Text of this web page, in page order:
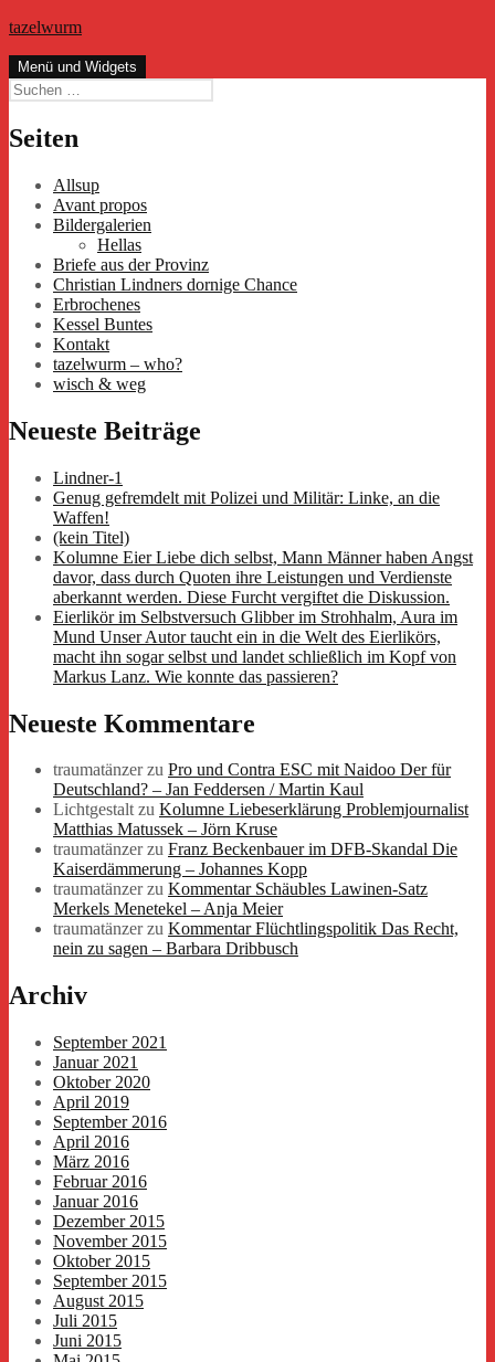
Zum
springen
tazelwurm
Menü und Widgets
Suchen
nach:
Seiten
Allsup
Avant propos
Bildergalerien
Hellas
Briefe aus der Provinz
Christian Lindners dornige Chance
Erbrochenes
Kessel Buntes
Kontakt
tazelwurm – who?
wisch & weg
Neueste Beiträge
Lindner-1
Genug gefremdelt mit Polizei und Militär: Linke, an die
Waffen!
(kein Titel)
Kolumne Eier Liebe dich selbst, Mann Männer haben Angst
davor, dass durch Quoten ihre Leistungen und Verdienste
aberkannt werden. Diese Furcht vergiftet die Diskussion.
Eierlikör im Selbstversuch Glibber im Strohhalm, Aura im
Mund Unser Autor taucht ein in die Welt des Eierlikörs,
macht ihn sogar selbst und landet schließlich im Kopf von
Markus Lanz. Wie konnte das passieren?
Neueste Kommentare
traumatänzerzu Pro und Contra ESC mit Naidoo Der für
Deutschland? – Jan Feddersen / Martin Kaul
Lichtgestaltzu Kolumne Liebeserklärung Problemjournalist
Matthias Matussek – Jörn Kruse
traumatänzerzu Franz Beckenbauer im DFB-Skandal Die
Kaiserdämmerung – Johannes Kopp
traumatänzerzu Kommentar Schäubles Lawinen-Satz
Merkels Menetekel – Anja Meier
traumatänzerzu Kommentar Flüchtlingspolitik Das Recht,
nein zu sagen – Barbara Dribbusch
Archiv
September 2021
Januar 2021
Oktober 2020
April 2019
September 2016
April 2016
März 2016
Februar 2016
Januar 2016
Dezember 2015
November 2015
Oktober 2015
September 2015
August 2015
Juli 2015
Juni 2015